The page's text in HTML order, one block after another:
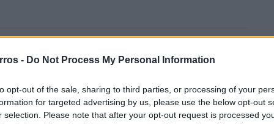
- Do Not Process My Personal Information
opt-out of the sale, sharing to third parties, or processing of your
for targeted advertising by us, please use the below opt-out
selection. Please note that after your opt-out request is processed
Neue Klasse muda tudo no
e
Peugeot radicaliza design
com bigodes de gato em vez